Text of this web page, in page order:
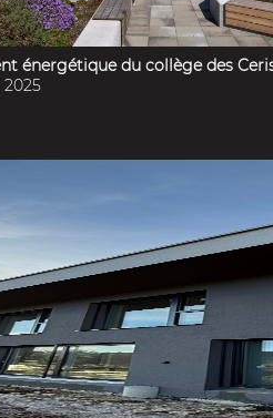
énergétique du collège des